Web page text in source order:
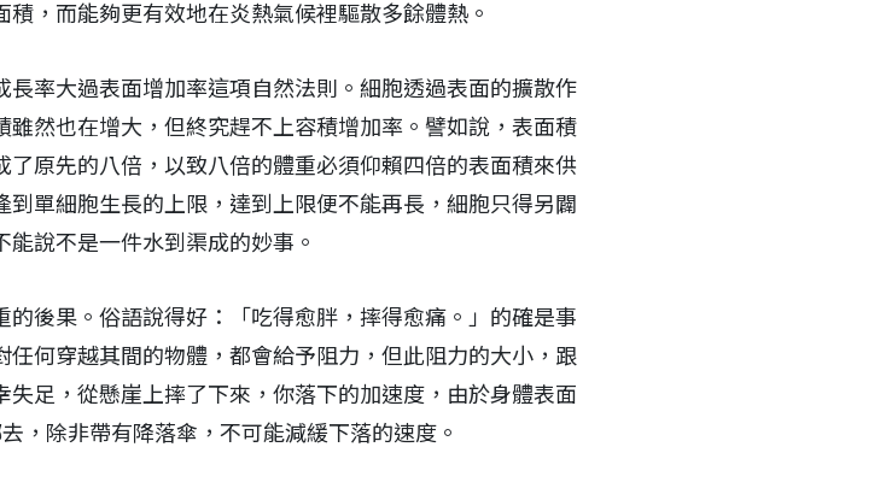
，而能夠更有效地在炎熱氣候裡驅散多餘體熱。
率大過表面增加率這項自然法則。細胞透過表面的擴散作
然也在增大，但終究趕不上容積增加率。譬如說，表面積
原先的八倍，以致八倍的體重必須仰賴四倍的表面積來供
單細胞生長的上限，達到上限便不能再長，細胞只得另闢
說不是一件水到渠成的妙事。
後果。俗語說得好：「吃得愈胖，摔得愈痛。」的確是事
何穿越其間的物體，都會給予阻力，但此阻力的大小，跟
足，從懸崖上摔了下來，你落下的加速度，由於身體表面
，除非帶有降落傘，不可能減緩下落的速度。